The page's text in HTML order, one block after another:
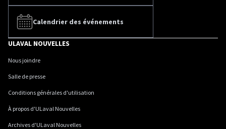
Calendrier des événements
ULAVAL NOUVELLES
Nous joindre
Salle de presse
Conditions générales d'utilisation
À propos d'ULaval Nouvelles
Archives d'ULaval Nouvelles